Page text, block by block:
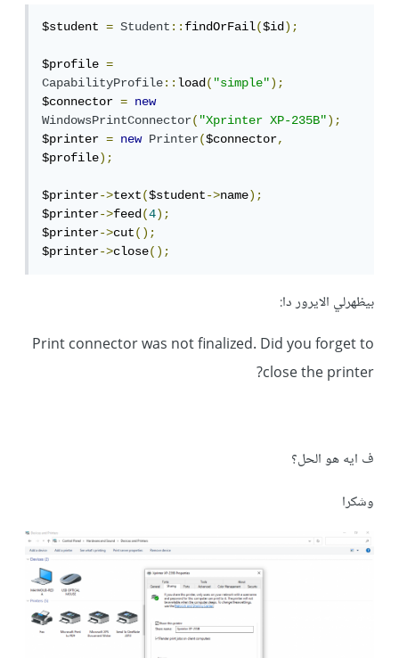
$student = Student::findOrFail($id);
$profile =
CapabilityProfile::load("simple");
$connector =
new
WindowsPrintConnector("Xprinter XP-235B");
$printer = new Printer($connector,
$profile);
$printer->text($student->name);
$printer->feed(4);
$printer->cut();
$printer->close();
بيظهرلي الايرور دا:
Print connector was not finalized. Did you forget to
close the printer?
ف ايه هو الحل؟
وشكرا